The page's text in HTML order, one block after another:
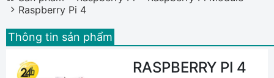
Raspberry Pi 4
Thông tin sản phẩm
RASPBERRY PI 4